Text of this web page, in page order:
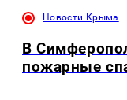
Новости Крыма
В
пожарные